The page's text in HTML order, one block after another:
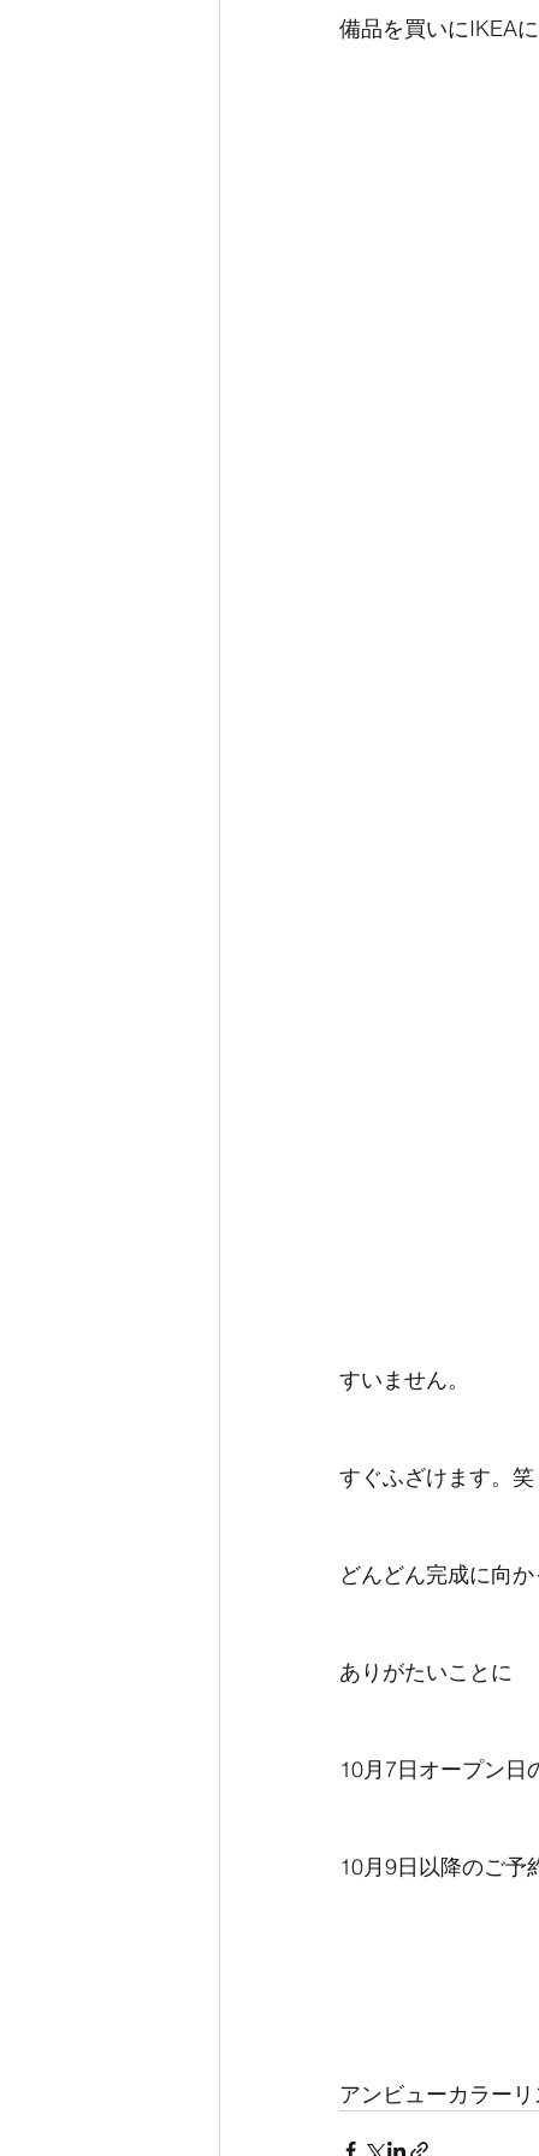
備品を買いにIKEA
すいません。
すぐふざけます。笑
どんどん完成に向
ありがたいことに
10月7日オープン日
10月9日以降のご予
アンビューカラー